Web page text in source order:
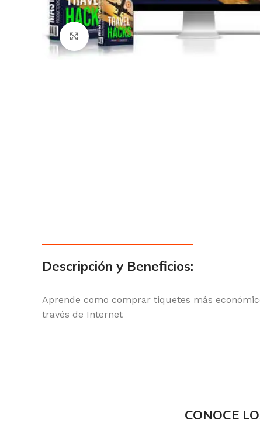
Click para agrandar
Descripción y Beneficios:
Aprende como comprar tiquetes más
través de Internet
CONOCE